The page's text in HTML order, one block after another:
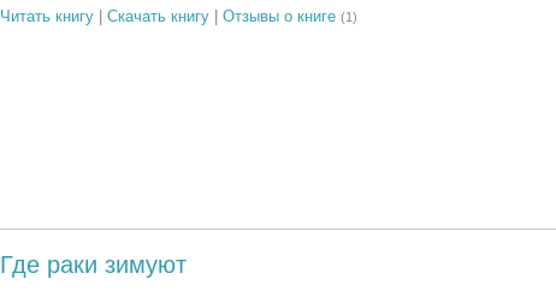
Читать книгу| Скачать книгу| Отзывы о книге (1)
Где раки зимуют